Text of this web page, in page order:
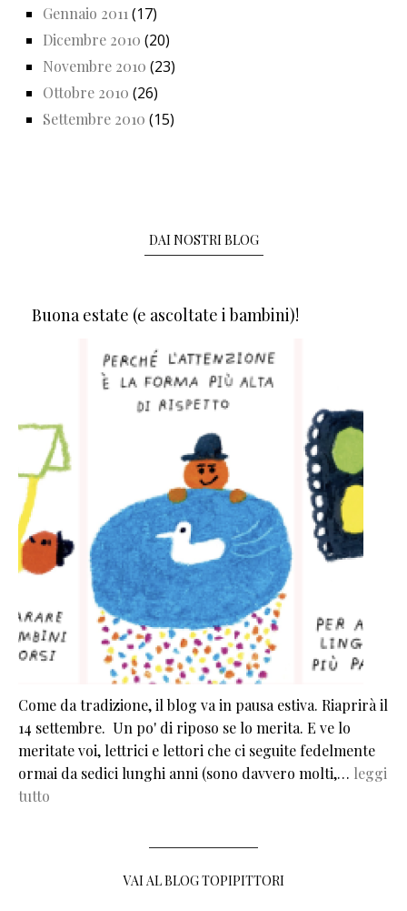
Gennaio 2011 (17)
Dicembre 2010 (20)
Novembre 2010 (23)
Ottobre 2010 (26)
Settembre 2010 (15)
DAI NOSTRI BLOG
Buona estate (e ascoltate i bambini)!
Come da tradizione, il blog va in pausa estiva. Riaprirà il
14 settembre. Un po' di riposo se lo merita. E ve lo
meritate voi, lettrici e lettori che ci seguite fedelmente
ormai da sedici lunghi anni (sono davvero molti,… leggi
tutto
VAI AL BLOG TOPIPITTORI